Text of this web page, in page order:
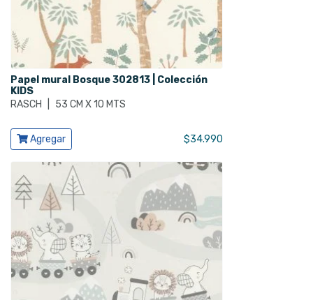
Papel mural Bosque 302813 | Colección
KIDS
RASCH
53 CM X 10 MTS
Ver producto
Agregar $34.990